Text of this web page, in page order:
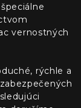
vernostných
rýchle a